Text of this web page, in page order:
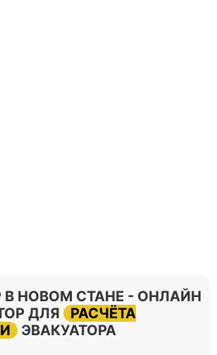
В НОВОМ СТАНЕ - ОНЛАЙН
ДЛЯ
РАСЧЁТА
ЭВАКУАТОРА